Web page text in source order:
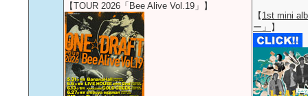
【TOUR 2026「Bee Alive Vol.19」】
【 1st mini
ー」 】